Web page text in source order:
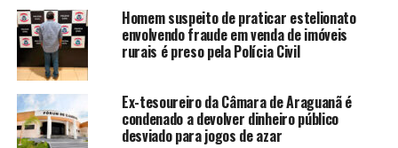
Homem suspeito de praticar estelionato
envolvendo fraude em venda de imóveis
rurais é preso pela Polícia Civil
Ex-tesoureiro da Câmara de Araguanã é
condenado a devolver dinheiro público
desviado para jogos de azar